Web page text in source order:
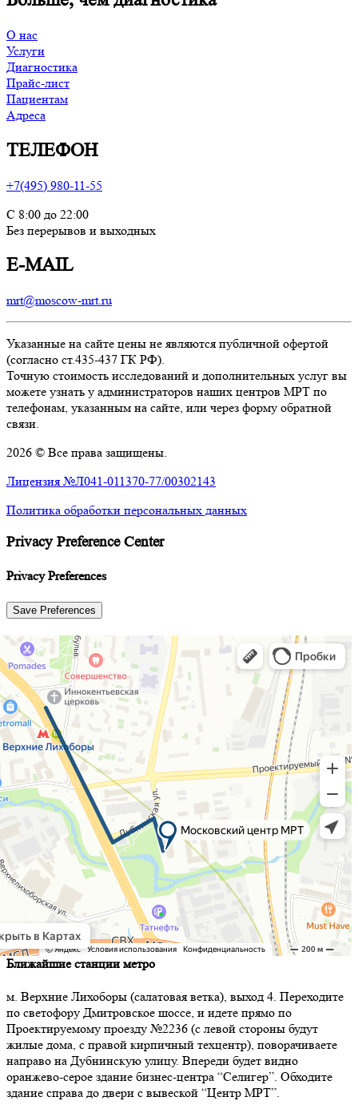
О нас
Услуги
Диагностика
Прайс-лист
Пациентам
Адреса
ТЕЛЕФОН
+7(495) 980-11-55
С 8:00 до 22:00
Без перерывов и выходных
E-MAIL
mrt@moscow-mrt.ru
Указанные на сайте цены не являются публичной офертой
(согласно ст.435-437 ГК РФ).
Точную стоимость исследований и дополнительных услуг вы
можете узнать у администраторов наших центров МРТ по
телефонам, указанным на сайте, или через форму обратной
связи.
2026 © Все права защищены.
Лицензия №Л041-011370-77/00302143
Политика обработки персональных данных
Privacy Preference Center
Privacy Preferences
Ближайшие станции метро
м. Верхние Лихоборы (салатовая ветка), выход 4. Переходите
по светофору Дмитровское шоссе, и идете прямо по
Проектируемому проезду №2236 (с левой стороны будут
жилые дома, с правой кирпичный техцентр), поворачиваете
направо на Дубнинскую улицу. Впереди будет видно
оранжево-серое здание бизнес-центра “Селигер”. Обходите
здание справа до двери с вывеской “Центр МРТ”.